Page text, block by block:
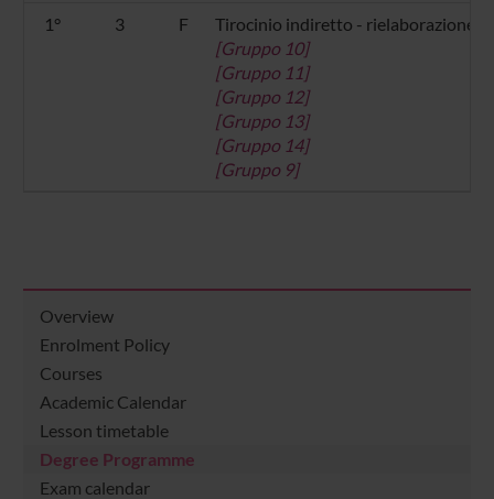
1° 3 F
Tirocinio indiretto - rielaborazione
[Gruppo 10]
[Gruppo 11]
[Gruppo 12]
[Gruppo 13]
[Gruppo 14]
[Gruppo 9]
Overview
Enrolment Policy
Courses
Academic Calendar
Lesson timetable
Degree Programme
Exam calendar